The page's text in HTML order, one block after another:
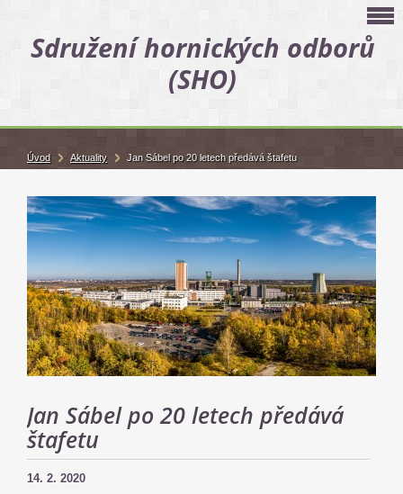
Sdružení hornických odborů
(SHO)
Jan Sábel po 20 letech předává
štafetu
14. 2. 2020
Úvod Aktuality Jan Sábel po 20 letech předává štafetu